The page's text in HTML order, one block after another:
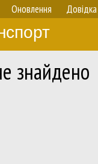
Оновлення Довідка
знайдено